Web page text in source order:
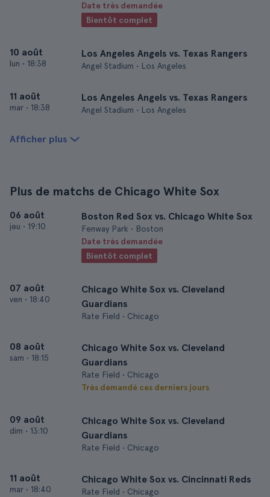
Date très demandée
Bientôt complet
10 août
lun • 18:38
Los Angeles Angels vs. Texas Rangers
Angel Stadium • Los Angeles
11 août
mar • 18:38
Los Angeles Angels vs. Texas Rangers
Angel Stadium • Los Angeles
Afficher plus
Plus de matchs de Chicago White Sox
06 août
jeu • 19:10
Boston Red Sox vs. Chicago White Sox
Fenway Park • Boston
Date très demandée
Bientôt complet
07 août
ven • 18:40
Chicago White Sox vs. Cleveland
Guardians
Rate Field • Chicago
08 août
sam • 18:15
Chicago White Sox vs. Cleveland
Guardians
Rate Field • Chicago
Très demandé ces derniers jours
09 août
dim • 13:10
Chicago White Sox vs. Cleveland
Guardians
Rate Field • Chicago
11 août
mar • 18:40
Chicago White Sox vs. Cincinnati Reds
Rate Field • Chicago